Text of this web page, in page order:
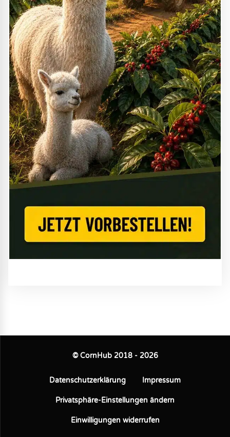
© CornHub 2018 - 2026
Datenschutzerklärung Impressum
Privatsphäre-Einstellungen ändern
Einwilligungen widerrufen